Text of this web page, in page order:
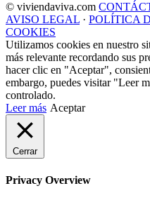
© viviendaviva.com
AVISO LEGAL · POLÍTICA
COOKIES
Utilizamos cookies en nuestro
más relevante recordando sus
hacer clic en "Aceptar",
embargo, puedes visitar "Leer
controlado.
Leer más Aceptar
Cerrar
Privacy Overview